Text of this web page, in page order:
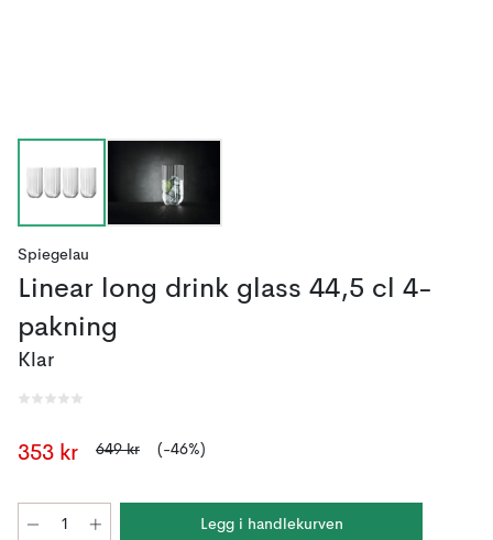
Spiegelau
Linear long drink glass 44,5 cl 4-
pakning
Klar
353 kr 649 kr (-46%)
Legg i handlekurven